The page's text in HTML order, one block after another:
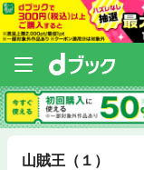
山賊王（１）